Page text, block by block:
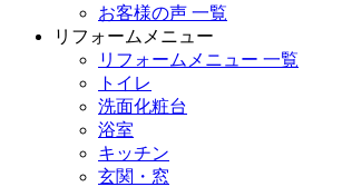
お客様の声 一覧
リフォームメニュー
リフォームメニュー 一覧
トイレ
洗面化粧台
浴室
キッチン
玄関・窓